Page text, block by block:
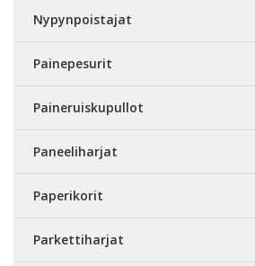
Nypynpoistajat
Painepesurit
Paineruiskupullot
Paneeliharjat
Paperikorit
Parkettiharjat